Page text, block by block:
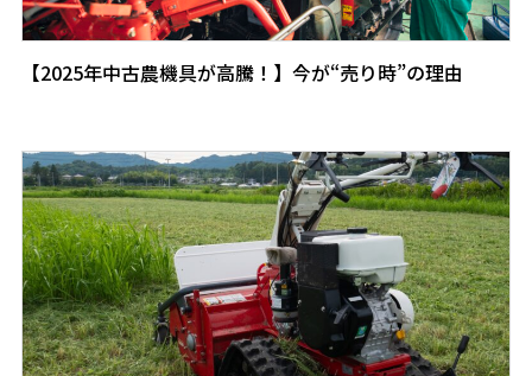
【2025年中古農機具が高騰！】今が“売り時”の理由